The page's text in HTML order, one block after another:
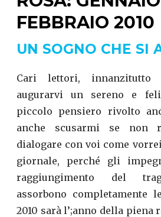
FEBBRAIO 2010
UN SOGNO CHE SI
Cari lettori, innanzitutto
augurarvi un sereno e
piccolo pensiero rivolto
anche scusarmi se non
dialogare con voi come
giornale, perché gli
raggiungimento del
assorbono completamente
2010 sarà l’;anno della piena